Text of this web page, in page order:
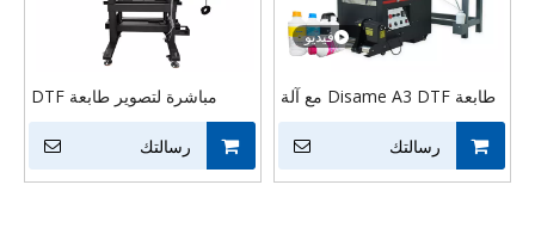
مباشرة لتصوير طابعة DTF
مقاس 60 سم 5-6 رؤوس طباعة
للطباعة على التي شيرت طابعة
DTF النافثة للحبر طابعة متعددة
رسالتك
فيديو
طابعة Disame A3 DTF مع آلة
طباعة تي شيرت بالنقل الحراري
للمسحوق
رسالتك